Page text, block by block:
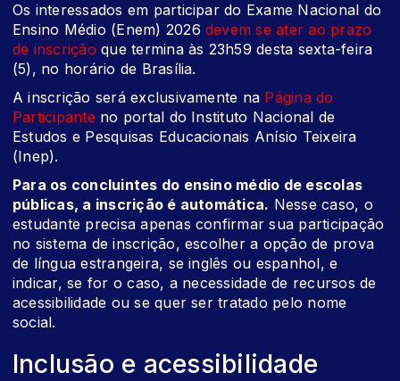
Os interessados em participar do Exame Nacional do
Ensino Médio (Enem) 2026devem se ater ao prazo
de inscrição que termina às 23h59 desta sexta-feira
(5), no horário de Brasília.
A inscrição será exclusivamente na Página do
Participante no portal do Instituto Nacional de
Estudos e Pesquisas Educacionais Anísio Teixeira
(Inep).
Para os concluintes do ensino médio de escolas
públicas, a inscrição é automática. Nesse caso, o
estudante precisa apenas confirmar sua participação
no sistema de inscrição, escolher a opção de prova
de língua estrangeira, se inglês ou espanhol, e
indicar, se for o caso, a necessidade de recursos de
acessibilidade ou se quer ser tratado pelo nome
social.
Inclusão e acessibilidade